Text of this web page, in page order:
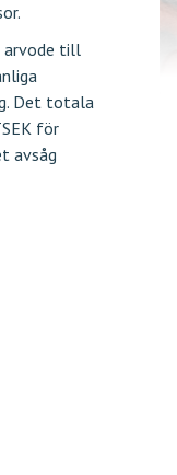
arvode till
Det totala
för
avsåg